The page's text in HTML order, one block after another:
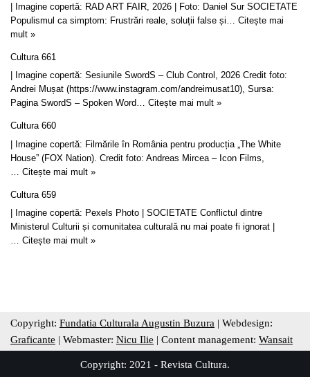
| Imagine copertă: RAD ART FAIR, 2026 | Foto: Daniel Sur SOCIETATE
Populismul ca simptom: Frustrări reale, soluții false și… Citește mai
mult »
Cultura 661
| Imagine copertă: Sesiunile SwordS – Club Control, 2026 Credit foto:
Andrei Mușat (https://www.instagram.com/andreimusat10), Sursa:
Pagina SwordS – Spoken Word… Citește mai mult »
Cultura 660
| Imagine copertă: Filmările în România pentru producția „The White
House” (FOX Nation). Credit foto: Andreas Mircea – Icon Films,
Citește mai mult »
Cultura 659
| Imagine copertă: Pexels Photo | SOCIETATE Conflictul dintre
Ministerul Culturii și comunitatea culturală nu mai poate fi ignorat |
… Citește mai mult »
Copyright: Fundatia Culturala Augustin Buzura | Webdesign:
Graficante | Webmaster: Nicu Ilie | Content management: Wansait
Copyright: 2021 - Revista Cultura.